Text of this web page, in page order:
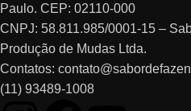
Paulo. CEP: 02110-000
CNPJ: 58.811.985/0001-15 –
Produção de Mudas Ltda.
Contatos:
(11) 93489-1008